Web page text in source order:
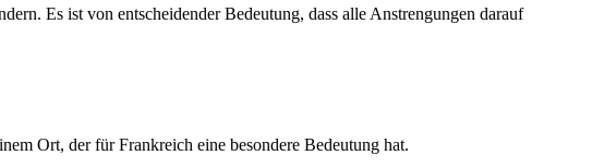
Es ist von entscheidender Bedeutung, dass alle Anstrengungen darauf
Ort, der für Frankreich eine besondere Bedeutung hat.